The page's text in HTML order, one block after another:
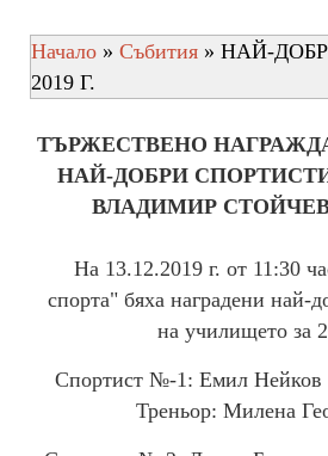
РАБОТА В УСЛОВИЯТА НА
ПОЛЕЗНА ИНФOРМАЦИЯ
ДЗИ
ПОПРАВИТЕЛНА СЕСИЯ
ПРИЕМ НСА
ЕЛЕКТРОНЕН ДНЕВНИК
ОБЩЕЖИТИЕ
ДИСТАНЦИОННО
ОБРАЗЦИ НА ДОКУМЕНТИ
УЧЕНИЧЕСКИ УНИФОРМИ
ПРИЕМ
Начало » Събития » НАЙ-
2019 Г.
ТЪРЖЕСТВЕНО
НАЙ-ДОБРИ
ВЛАДИМИР СТОЙЧЕВ"
На 13.12.2019 г. от 11:30
спорта" бяха наградени най-
на училището за
Спортист №-1: Емил Нейков
Треньор: Милена